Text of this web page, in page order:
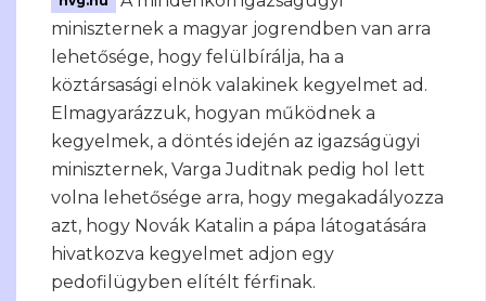
miniszternek a magyar jogrendben van arra
lehetősége, hogy felülbírálja, ha a
köztársasági elnök valakinek kegyelmet ad.
Elmagyarázzuk, hogyan működnek a
kegyelmek, a döntés idején az igazságügyi
miniszternek, Varga Juditnak pedig hol lett
volna lehetősége arra, hogy megakadályozza
azt, hogy Novák Katalin a pápa látogatására
hivatkozva kegyelmet adjon egy
pedofilügyben elítélt férfinak.